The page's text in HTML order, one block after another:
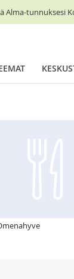
Alma-tunnuksesi